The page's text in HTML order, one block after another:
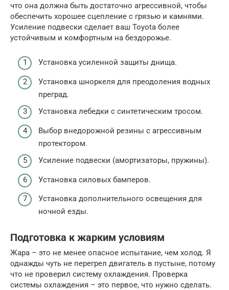
что она должна быть достаточно агрессивной, чтобы
обеспечить хорошее сцепление с грязью и камнями.
Усиление подвески сделает ваш Toyota более
устойчивым и комфортным на бездорожье.
Установка усиленной защиты днища.
Установка шноркеля для преодоления водных
преград.
Установка лебедки с синтетическим тросом.
Выбор внедорожной резины с агрессивным
протектором.
Усиление подвески (амортизаторы, пружины).
Установка силовых бамперов.
Установка дополнительного освещения для
ночной езды.
Подготовка к жарким условиям
Жара – это не менее опасное испытание, чем холод. Я
однажды чуть не перегрел двигатель в пустыне, потому
что не проверил систему охлаждения. Проверка
системы охлаждения – это первое, что нужно сделать.